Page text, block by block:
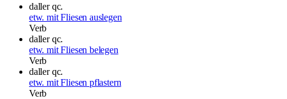
daller qc.
etw. mit Fliesen auslegen
Verb
daller qc.
etw. mit Fliesen belegen
Verb
daller qc.
etw. mit Fliesen pflastern
Verb